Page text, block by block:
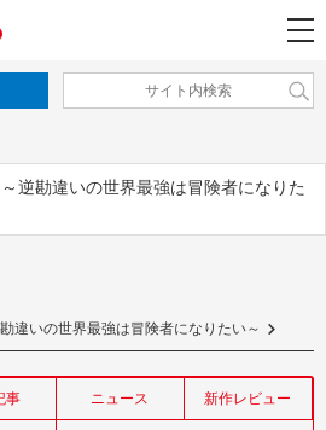
逆勘違いの世界最強は冒険者になりた
違いの世界最強は冒険者になりたい～
事 ニュース 新作レビュー